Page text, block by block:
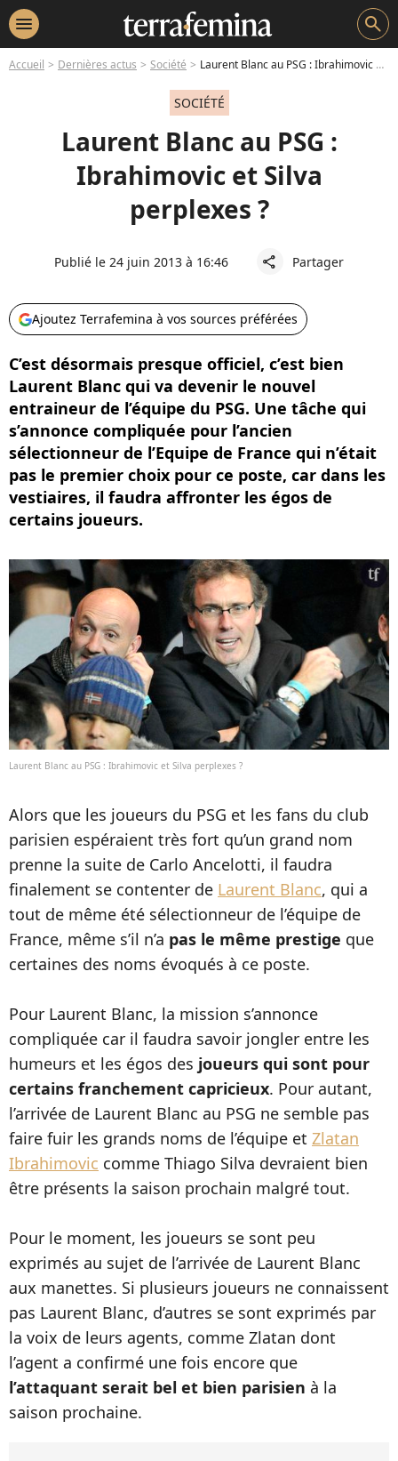
menu search
Accueil Dernières actus Société Laurent Blanc au PSG : Ibrahimovic et Silva perplexes ?
SOCIÉTÉ
Laurent Blanc au PSG :
Ibrahimovic et Silva
perplexes ?
Publié le 24 juin 2013 à 16:46 share Partager
Ajoutez Terrafemina à vos sources préférées
C’est désormais presque officiel, c’est bien
Laurent Blanc qui va devenir le nouvel
entraineur de l’équipe du PSG. Une tâche qui
s’annonce compliquée pour l’ancien
sélectionneur de l’Equipe de France qui n’était
pas le premier choix pour ce poste, car dans les
vestiaires, il faudra affronter les égos de
certains joueurs.
Laurent Blanc au PSG : Ibrahimovic et Silva perplexes ?
Alors que les joueurs du PSG et les fans du club
parisien espéraient très fort qu’un grand nom
prenne la suite de Carlo Ancelotti, il faudra
finalement se contenter de Laurent Blanc, qui a
tout de même été sélectionneur de l’équipe de
France, même s’il n’a pas le même prestige que
certaines des noms évoqués à ce poste.
Pour Laurent Blanc, la mission s’annonce
compliquée car il faudra savoir jongler entre les
humeurs et les égos des joueurs qui sont pour
certains franchement capricieux. Pour autant,
l’arrivée de Laurent Blanc au PSG ne semble pas
faire fuir les grands noms de l’équipe et Zlatan
Ibrahimovic comme Thiago Silva devraient bien
être présents la saison prochain malgré tout.
Pour le moment, les joueurs se sont peu
exprimés au sujet de l’arrivée de Laurent Blanc
aux manettes. Si plusieurs joueurs ne connaissent
pas Laurent Blanc, d’autres se sont exprimés par
la voix de leurs agents, comme Zlatan dont
l’agent a confirmé une fois encore que
l’attaquant serait bel et bien parisien à la
saison prochaine.